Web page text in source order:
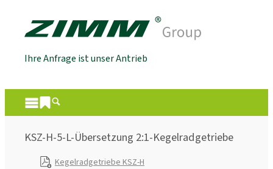
Ihre Anfrage ist unser Antrieb
KSZ-H-5-L-Übersetzung 2:1-Kegelradgetriebe
Kegelradgetriebe KSZ-H